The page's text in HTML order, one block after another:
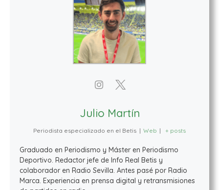
Julio Martín
Periodista especializado en el Betis | Web | + posts
Graduado en Periodismo y Máster en Periodismo
Deportivo. Redactor jefe de Info Real Betis y
colaborador en Radio Sevilla. Antes pasé por Radio
Marca. Experiencia en prensa digital y retransmisiones